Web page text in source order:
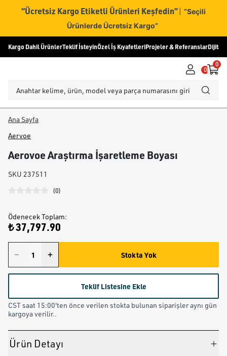
“Ücretsiz Kargo Etiketli Ürünleri Keşfedin” | “Seçili
Ürünlerde Ücretsiz Kargo”
Kargo Dahil ÜrünlerTeklif İsteyinÖzel İş KıyafetleriProjeler & ReferanslarDijital
0
0
Ana Sayfa
Aervoe
Aerovoe Araştırma İşaretleme Boyası
SKU 237511
(0)
Ödenecek Toplam:
₺ 37,797.90
Stokta Yok
Teklif Listesine Ekle
CST saat 15:00'ten önce verilen stokta bulunan siparişler aynı gün
kargoya verilir..
Ürün Detayı